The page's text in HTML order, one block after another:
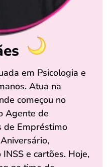
em Psicologia e
Atua na
começou no
Agente de
de Empréstimo
e cartões. Hoje,